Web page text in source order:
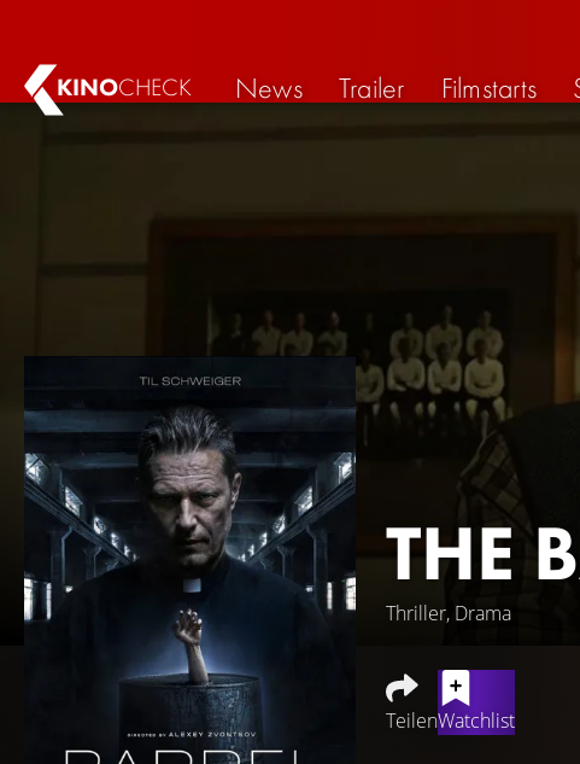
KINOCHECK News Trailer Filmstarts
THE
Thriller, Drama
TeilenWatchlist